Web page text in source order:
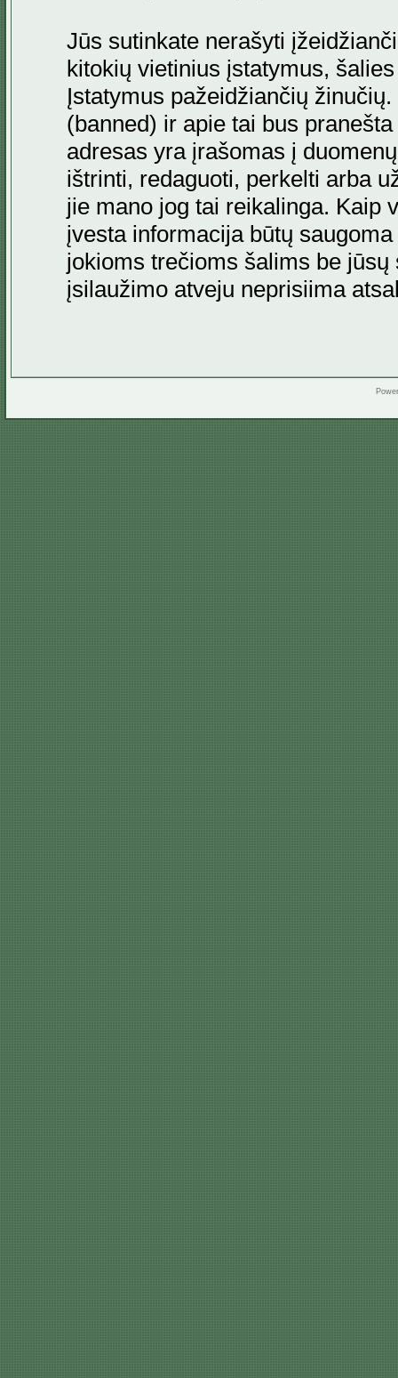
Jūs sutinkate nerašyti
kitokių vietinius įstatymus,
Įstatymus pažeidžiančių
(banned) ir apie tai bus
adresas yra įrašomas į
ištrinti, redaguoti, perkelti arba
jie mano jog tai reikalinga. Kaip
įvesta informacija būtų
jokioms trečioms šalims be jūsų
įsilaužimo atveju neprisiima